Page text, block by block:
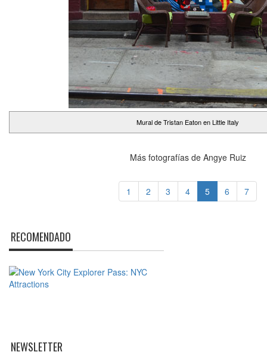
Mural de Tristan Eaton en Little Italy
Más fotografías de Angye Ruiz
1 2 3 4 5 6 7
RECOMENDADO
NEWSLETTER